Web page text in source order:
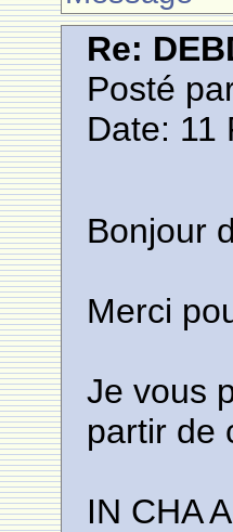
Re:
Posté
Date: 11
Bonjour
Merci
Je vous
partir de
IN CHA